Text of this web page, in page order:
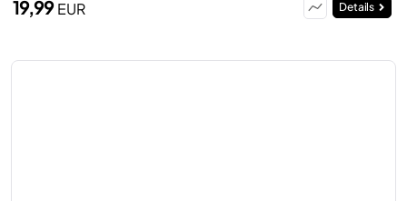
19,99EUR Details